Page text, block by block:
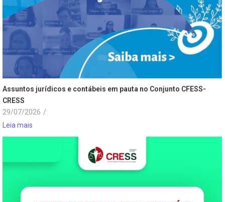
Assuntos jurídicos e contábeis em pauta no Conjunto CFESS-
CRESS
29/07/2026 /
Leia mais